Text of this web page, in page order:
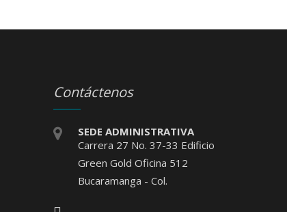
Contáctenos
SEDE ADMINISTRATIVA
Carrera 27 No. 37-33 Edificio
Green Gold Oficina 512
Bucaramanga - Col.